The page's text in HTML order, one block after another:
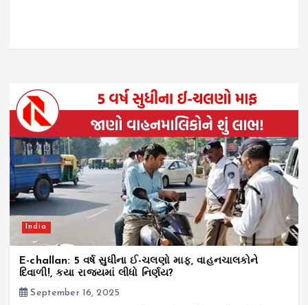
India
E-challan: 5 વર્ષ સુધીના ઈ-ચલણો માફ, વાહનચાલકોને
દિવાળી!, કયા રાજ્યમાં લીધો નિર્ણય?
September 16, 2025